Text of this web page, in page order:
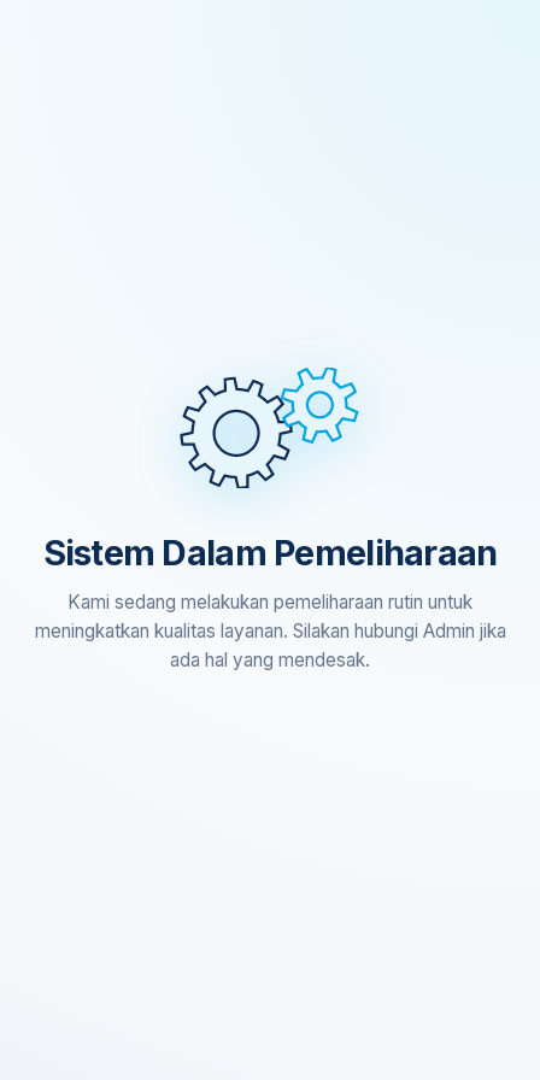
Sistem Dalam Pemeliharaan
Kami sedang melakukan pemeliharaan rutin untuk
meningkatkan kualitas layanan. Silakan hubungi Admin jika
ada hal yang mendesak.